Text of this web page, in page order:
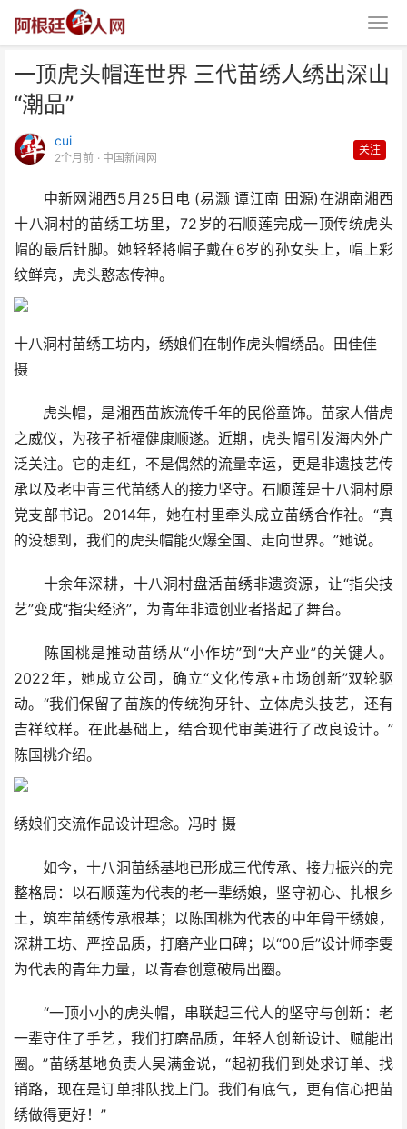
一顶虎头帽连世界 三代苗绣人绣出深山
“潮品”
cui
2个月前 · 中国新闻网
关注
中新网湘西5月25日电 (易灏 谭江南 田源)在湖南湘西
十八洞村的苗绣工坊里，72岁的石顺莲完成一顶传统虎头
帽的最后针脚。她轻轻将帽子戴在6岁的孙女头上，帽上彩
纹鲜亮，虎头憨态传神。
十八洞村苗绣工坊内，绣娘们在制作虎头帽绣品。田佳佳
摄
虎头帽，是湘西苗族流传千年的民俗童饰。苗家人借虎
之威仪，为孩子祈福健康顺遂。近期，虎头帽引发海内外广
泛关注。它的走红，不是偶然的流量幸运，更是非遗技艺传
承以及老中青三代苗绣人的接力坚守。石顺莲是十八洞村原
党支部书记。2014年，她在村里牵头成立苗绣合作社。“真
的没想到，我们的虎头帽能火爆全国、走向世界。”她说。
十余年深耕，十八洞村盘活苗绣非遗资源，让“指尖技
艺”变成“指尖经济”，为青年非遗创业者搭起了舞台。
陈国桃是推动苗绣从“小作坊”到“大产业”的关键人。
2022年，她成立公司，确立“文化传承+市场创新”双轮驱
动。“我们保留了苗族的传统狗牙针、立体虎头技艺，还有
吉祥纹样。在此基础上，结合现代审美进行了改良设计。”
陈国桃介绍。
绣娘们交流作品设计理念。冯时 摄
如今，十八洞苗绣基地已形成三代传承、接力振兴的完
整格局：以石顺莲为代表的老一辈绣娘，坚守初心、扎根乡
土，筑牢苗绣传承根基；以陈国桃为代表的中年骨干绣娘，
深耕工坊、严控品质，打磨产业口碑；以“00后”设计师李雯
为代表的青年力量，以青春创意破局出圈。
“一顶小小的虎头帽，串联起三代人的坚守与创新：老
一辈守住了手艺，我们打磨品质，年轻人创新设计、赋能出
圈。”苗绣基地负责人吴满金说，“起初我们到处求订单、找
销路，现在是订单排队找上门。我们有底气，更有信心把苗
绣做得更好！”
一顶虎头帽连世界 三代苗绣人绣
出深山“潮品”